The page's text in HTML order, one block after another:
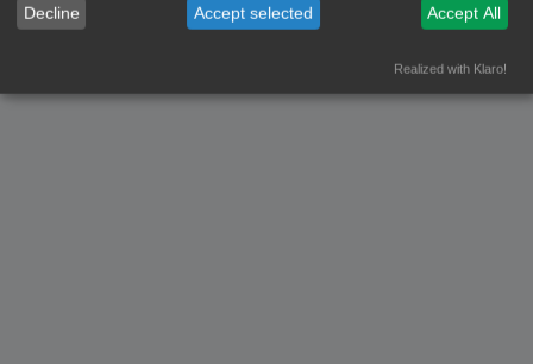
Privacy|Gebruikersvoorwaarden
Decline Accept selected Accept All
Realized with Klaro!